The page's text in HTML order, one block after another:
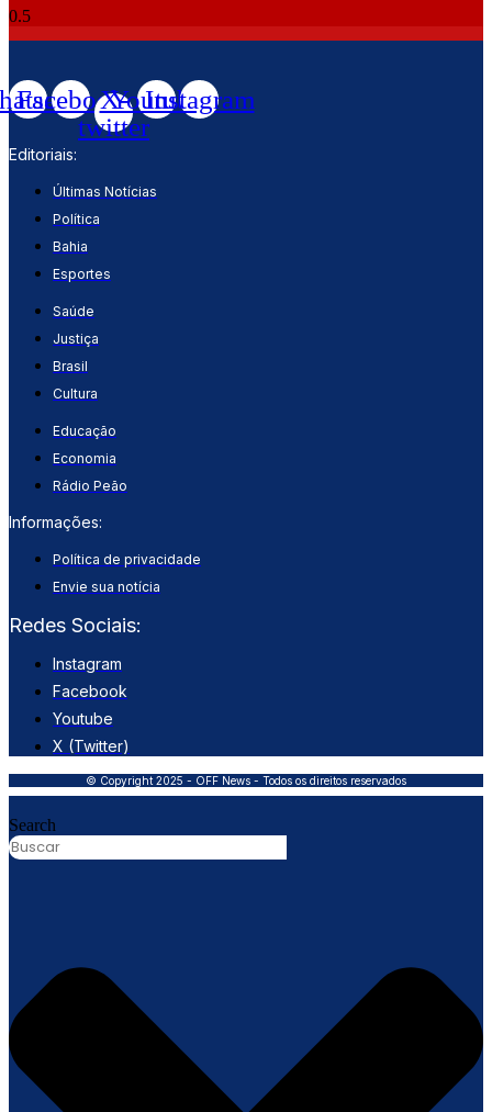
Facebook
X-
twitter
Youtube
Instagram
Editoriais:
Últimas Notícias
Política
Bahia
Esportes
Saúde
Justiça
Brasil
Cultura
Educação
Economia
Rádio Peão
Informações:
Política de privacidade
Envie sua notícia
Redes Sociais:
Instagram
Facebook
Youtube
X (Twitter)
© Copyright 2025 - OFF News - Todos os direitos reservados
Search